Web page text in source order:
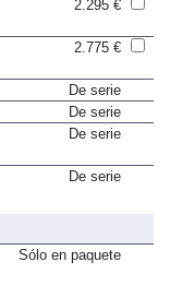
De serie
De serie